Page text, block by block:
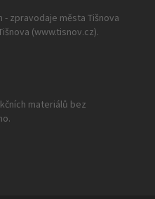
- zpravodaje města Tišnova
(www.tisnov.cz).
materiálů bez